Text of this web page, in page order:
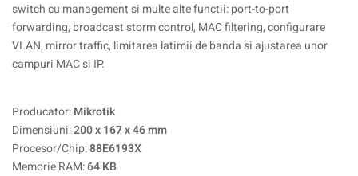
switch cu management si multe alte functii: port-to-port
forwarding, broadcast storm control, MAC filtering, configurare
VLAN, mirror traffic, limitarea latimii de banda si ajustarea unor
campuri MAC si IP.
Producator:Mikrotik
Dimensiuni:200 x 167 x 46 mm
Procesor/Chip:88E6193X
Memorie RAM:64 KB